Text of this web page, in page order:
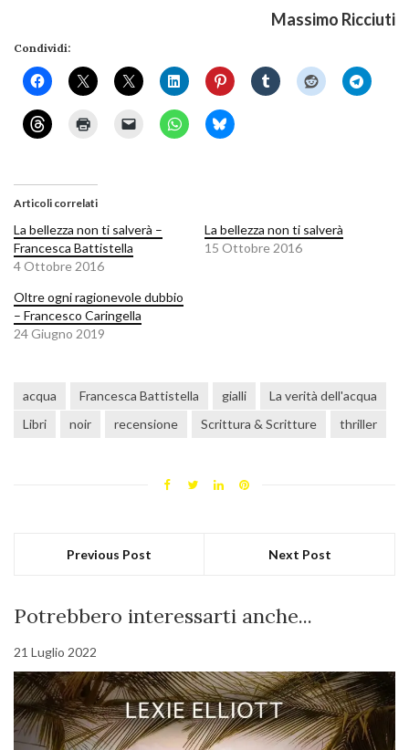
Massimo Ricciuti
Condividi:
Articoli correlati
La bellezza non ti salverà –
Francesca Battistella
4 Ottobre 2016
La bellezza non ti salverà
15 Ottobre 2016
Oltre ogni ragionevole dubbio
– Francesco Caringella
24 Giugno 2019
acqua Francesca Battistella gialli
La verità dell'acqua
Libri
noir recensione Scrittura & Scritture thriller
Previous Post Next Post
Potrebbero interessarti anche...
21 Luglio 2022